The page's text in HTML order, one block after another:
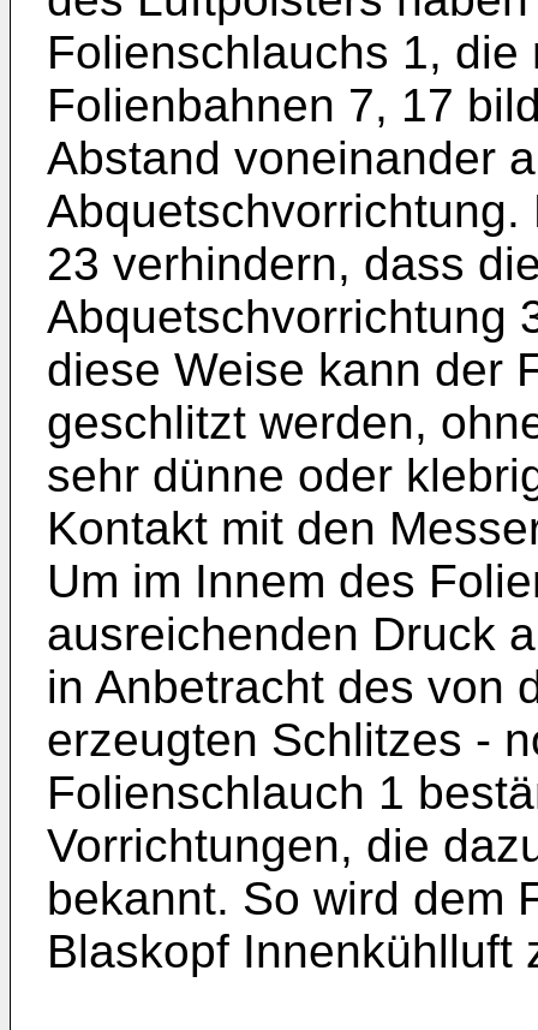
Folienschlauchs 1,
Folienbahnen 7, 17
Abstand voneinander
23 verhindern, dass
Abquetschvorrichtung
diese Weise kann der
geschlitzt werden,
sehr dünne oder
Kontakt mit den
Um im Innem des
ausreichenden Druck
in Anbetracht des von
erzeugten Schlitzes -
Folienschlauch 1
Vorrichtungen, die
bekannt. So wird dem
Blaskopf Innenkühlluft